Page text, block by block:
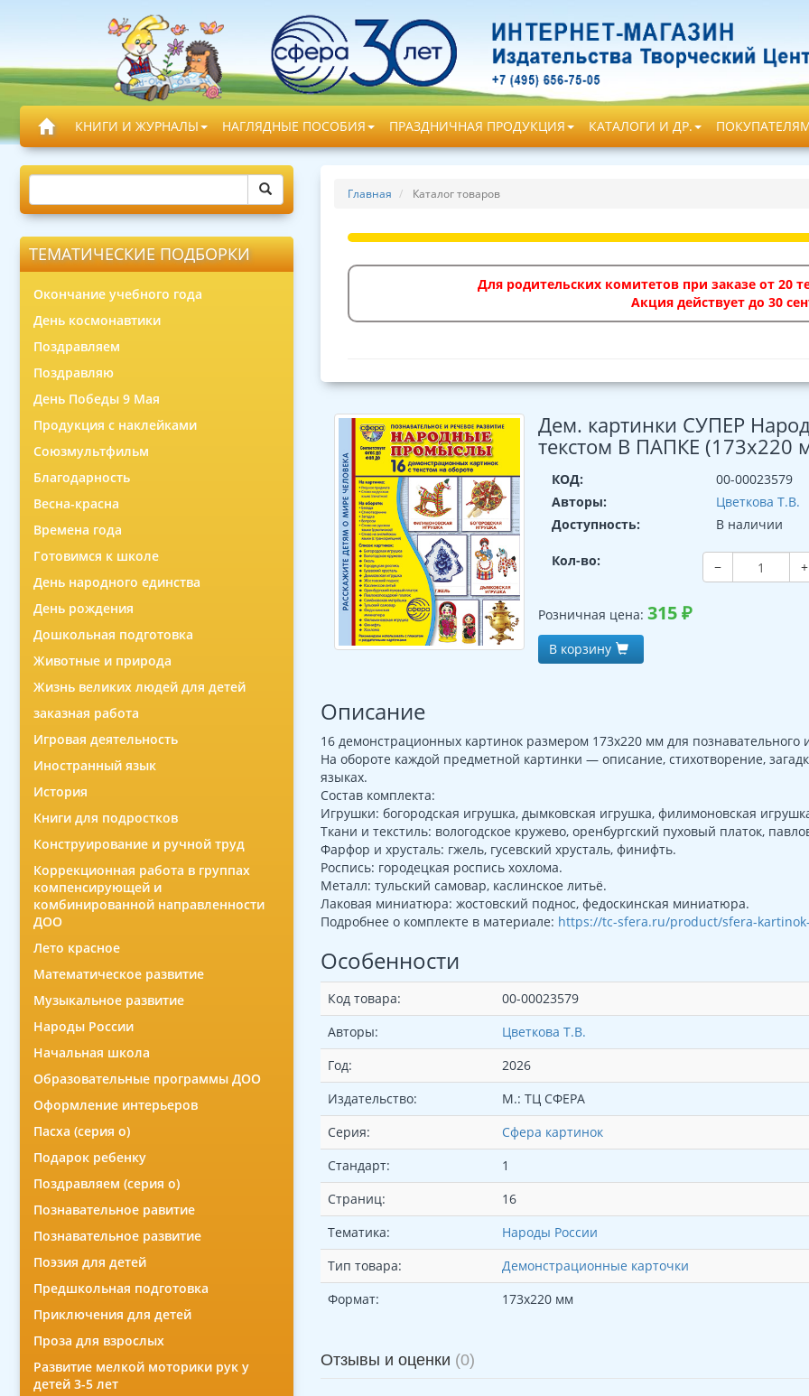
КНИГИ И ЖУРНАЛЫ НАГЛЯДНЫЕ ПОСОБИЯ ПРАЗДНИЧНАЯ ПРОДУКЦИЯ КАТАЛОГИ И ДР.
ТЕМАТИЧЕСКИЕ ПОДБОРКИ
Окончание учебного года
День космонавтики
Поздравляем
Поздравляю
День Победы 9 Мая
Продукция с наклейками
Союзмультфильм
Благодарность
Весна-красна
Времена года
Готовимся к школе
День народного единства
День рождения
Дошкольная подготовка
Животные и природа
Жизнь великих людей для детей
заказная работа
Игровая деятельность
Иностранный язык
История
Книги для подростков
Конструирование и ручной труд
Коррекционная работа в группах
компенсирующей и
комбинированной направленности
ДОО
Лето красное
Математическое развитие
Музыкальное развитие
Народы России
Начальная школа
Образовательные программы ДОО
Оформление интерьеров
Пасха (серия о)
Подарок ребенку
Поздравляем (серия о)
Познавательное равитие
Познавательное развитие
Поэзия для детей
Предшкольная подготовка
Приключения для детей
Проза для взрослых
Развитие мелкой моторики рук у
детей 3-5 лет
Главная Каталог товаров
Для родительских комитетов при заказе от 20
Акция действует до 30
Дем. картинки СУПЕР
текстом В ПАПКЕ (173х220
КОД:
00-00023579
Авторы:
Цветкова Т.В.
Доступность:
В наличии
Кол-во: − +
Розничная цена:315₽
В корзину
Описание
16 демонстрационных картинок размером 173х220 мм для познавательного
На обороте каждой предметной картинки — описание, стихотворение,
языках.
Состав комплекта:
Игрушки: богородская игрушка, дымковская игрушка, филимоновская
Ткани и текстиль: вологодское кружево, оренбургский пуховый платок,
Фарфор и хрусталь: гжель, гусевский хрусталь, финифть.
Роспись: городецкая роспись хохлома.
Металл: тульский самовар, каслинское литьё.
Лаковая миниатюра: жостовский поднос, федоскинская миниатюра.
Подробнее о комплекте в материале: https://tc-sfera.ru/product/sfera-
Особенности
Код товара:
00-00023579
Авторы:
Цветкова Т.В.
Год:
2026
Издательство:
М.: ТЦ СФЕРА
Серия:
Сфера картинок
Стандарт:
1
Страниц:
16
Тематика:
Народы России
Тип товара:
Демонстрационные карточки
Формат:
173х220 мм
Отзывы и оценки (0)